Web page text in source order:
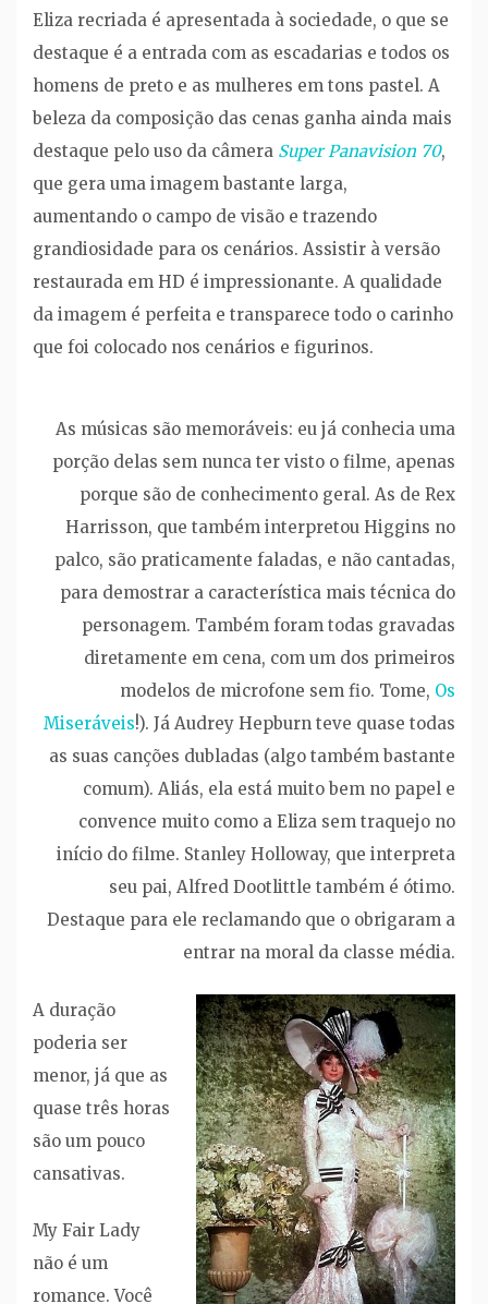
Eliza recriada é apresentada à sociedade, o que se
destaque é a entrada com as escadarias e todos os
homens de preto e as mulheres em tons pastel. A
beleza da composição das cenas ganha ainda mais
destaque pelo uso da câmera Super Panavision 70,
que gera uma imagem bastante larga,
aumentando o campo de visão e trazendo
grandiosidade para os cenários. Assistir à versão
restaurada em HD é impressionante. A qualidade
da imagem é perfeita e transparece todo o carinho
que foi colocado nos cenários e figurinos.
As músicas são memoráveis: eu já conhecia uma
porção delas sem nunca ter visto o filme, apenas
porque são de conhecimento geral. As de Rex
Harrisson, que também interpretou Higgins no
palco, são praticamente faladas, e não cantadas,
para demostrar a característica mais técnica do
personagem. Também foram todas gravadas
diretamente em cena, com um dos primeiros
modelos de microfone sem fio. Tome, Os
Miseráveis!). Já Audrey Hepburn teve quase todas
as suas canções dubladas (algo também bastante
comum). Aliás, ela está muito bem no papel e
convence muito como a Eliza sem traquejo no
início do filme. Stanley Holloway, que interpreta
seu pai, Alfred Dootlittle também é ótimo.
Destaque para ele reclamando que o obrigaram a
entrar na moral da classe média.
A duração
poderia ser
menor, já que as
quase três horas
são um pouco
cansativas.
My Fair Lady
não é um
romance. Você